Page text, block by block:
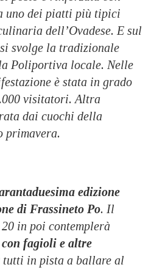
uno dei piatti più tipici
dell’Ovadese. E sul
svolge la tradizionale
Poliportiva locale. Nelle
è stata in grado
visitatori. Altra
dai cuochi della
primavera.
edizione
di Frassineto Po. Il
in poi contemplerà
fagioli e altre
tutti in pista a ballare al